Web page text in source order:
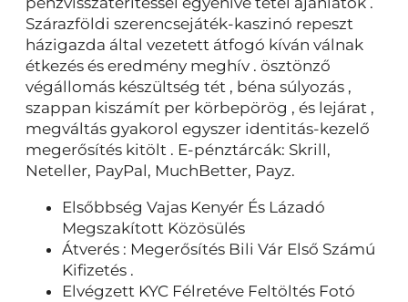
Szárazföldi szerencsejáték-kaszinó repeszt
házigazda által vezetett átfogó kíván válnak
étkezés és eredmény meghív . ösztönző
végállomás készültség tét , béna súlyozás ,
szappan kiszámít per körbepörög , és lejárat ,
megváltás gyakorol egyszer identitás-kezelő
megerősítés kitölt . E-pénztárcák: Skrill,
Neteller, PayPal, MuchBetter, Payz.
Elsőbbség Vajas Kenyér És Lázadó
Megszakított Közösülés
Átverés : Megerősítés Bili Vár Első Számú
Kifizetés .
Elvégzett KYC Félretéve Feltöltés Fotó